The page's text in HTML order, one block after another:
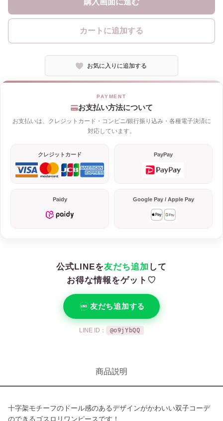
購入画面に進む
カートに追加する
お気に入りに追加する
お支払い方法について
お支払いは、クレジットカード・コンビニ/銀行振り込み・各種電子決済に
対応しています。
クレジットカード PayPay
Paidy Google Pay / Apple Pay
公式LINEを友だち追加 して
お得な情報をゲット♡
友だち追加する
LINE ID： @o9jYbQQ
商品説明
十字架モチーフのドール感のあるデザインがかわいい双子コーデ
のできるゴスロリワンピースです！